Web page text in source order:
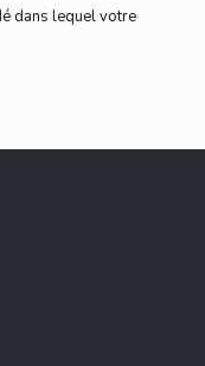
dans lequel votre